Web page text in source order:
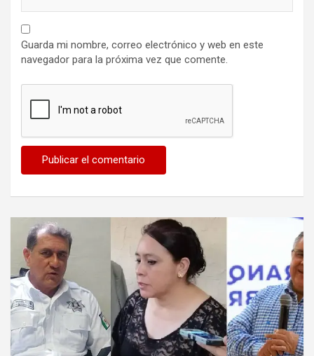
Guarda mi nombre, correo electrónico y web en este
navegador para la próxima vez que comente.